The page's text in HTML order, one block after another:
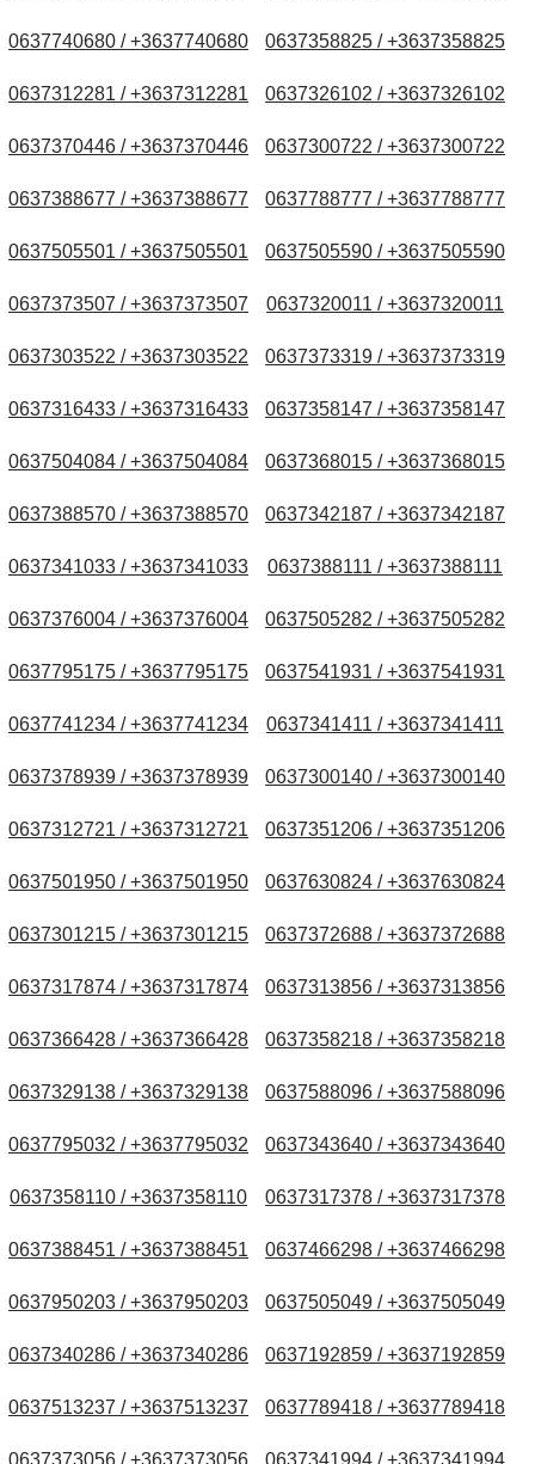
0637740680 / +3637740680 0637358825 / +3637358825
0637312281 / +3637312281 0637326102 / +3637326102
0637370446 / +3637370446 0637300722 / +3637300722
0637388677 / +3637388677 0637788777 / +3637788777
0637505501 / +3637505501 0637505590 / +3637505590
0637373507 / +3637373507 0637320011 / +3637320011
0637303522 / +3637303522 0637373319 / +3637373319
0637316433 / +3637316433 0637358147 / +3637358147
0637504084 / +3637504084 0637368015 / +3637368015
0637388570 / +3637388570 0637342187 / +3637342187
0637341033 / +3637341033 0637388111 / +3637388111
0637376004 / +3637376004 0637505282 / +3637505282
0637795175 / +3637795175 0637541931 / +3637541931
0637741234 / +3637741234 0637341411 / +3637341411
0637378939 / +3637378939 0637300140 / +3637300140
0637312721 / +3637312721 0637351206 / +3637351206
0637501950 / +3637501950 0637630824 / +3637630824
0637301215 / +3637301215 0637372688 / +3637372688
0637317874 / +3637317874 0637313856 / +3637313856
0637366428 / +3637366428 0637358218 / +3637358218
0637329138 / +3637329138 0637588096 / +3637588096
0637795032 / +3637795032 0637343640 / +3637343640
0637358110 / +3637358110 0637317378 / +3637317378
0637388451 / +3637388451 0637466298 / +3637466298
0637950203 / +3637950203 0637505049 / +3637505049
0637340286 / +3637340286 0637192859 / +3637192859
0637513237 / +3637513237 0637789418 / +3637789418
0637373056 / +3637373056 0637341994 / +3637341994